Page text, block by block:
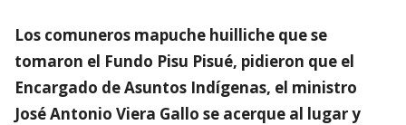
Los comuneros mapuche huilliche que se
tomaron el Fundo Pisu Pisué, pidieron que el
Encargado de Asuntos Indígenas, el ministro
José Antonio Viera Gallo se acerque al lugar y